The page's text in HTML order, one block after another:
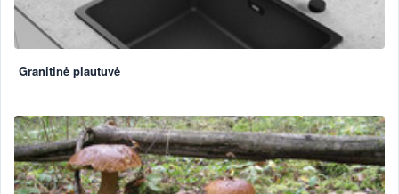
Granitinė plautuvė